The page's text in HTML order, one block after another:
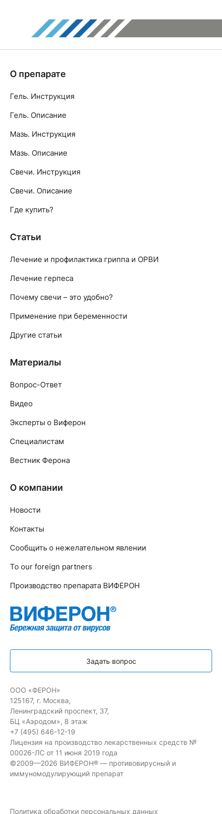
О препарате
Гель. Инструкция
Гель. Описание
Мазь. Инструкция
Мазь. Описание
Свечи. Инструкция
Свечи. Описание
Где купить?
Статьи
Лечение и профилактика гриппа и ОРВИ
Лечение герпеса
Почему свечи – это удобно?
Применение при беременности
Другие статьи
Материалы
Вопрос-Ответ
Видео
Эксперты о Виферон
Специалистам
Вестник Ферона
О компании
Новости
Контакты
Сообщить о нежелательном явлении
To our foreign partners
Производство препарата ВИФЕРОН
Задать вопрос
ООО «ФЕРОН»
125167, г. Москва,
Ленинградский проспект, 37,
БЦ «Аэродом», 8 этаж
+7 (495) 646-12-19
Лицензия на производство лекарственных средств №
00026-ЛС от 11 июня 2019 года
©2009—2026 ВИФЕРОН® — противовирусный и
иммуномодулирующий препарат
Политика обработки персональных данных